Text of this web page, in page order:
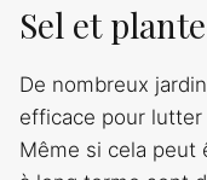
Sel et
De nombreux
efficace pour
Même si cela peut